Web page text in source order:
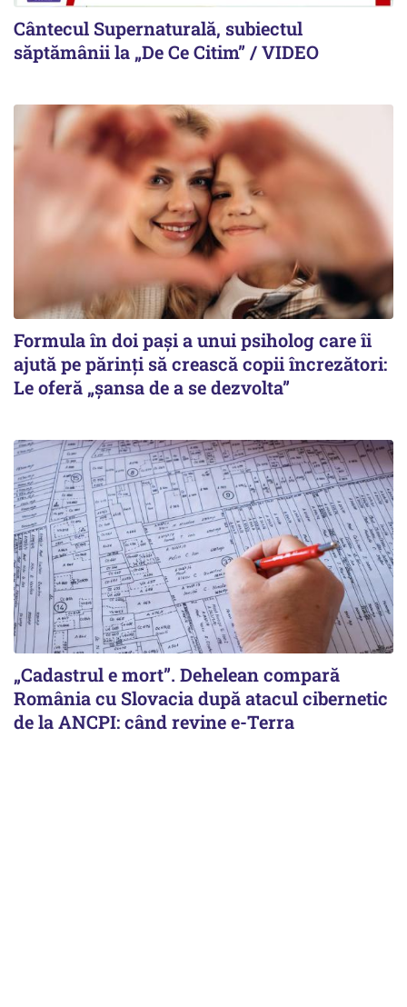
Cântecul Supernaturală, subiectul
săptămânii la „De Ce Citim” / VIDEO
Formula în doi pași a unui psiholog care îi
ajută pe părinți să crească copii încrezători:
Le oferă „șansa de a se dezvolta”
„Cadastrul e mort”. Dehelean compară
România cu Slovacia după atacul cibernetic
de la ANCPI: când revine e-Terra